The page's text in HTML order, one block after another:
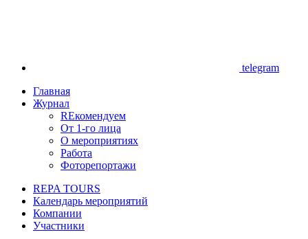
telegram
Главная
Журнал
REкомендуем
От 1-го лица
О мероприятиях
Работа
Фоторепортажи
REPA TOURS
Календарь мероприятий
Компании
Участники